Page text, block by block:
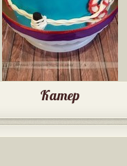
Катер